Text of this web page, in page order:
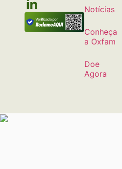
Notícias
Conheça
a Oxfam
Doe
Agora